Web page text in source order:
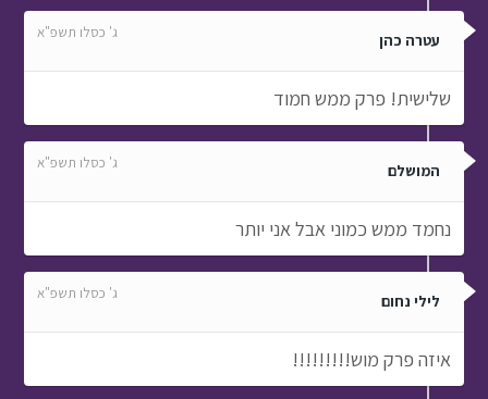
עטרה כהן ג' כסלו תשפ"א
שלישית! פרק ממש חמוד
המושלם ג' כסלו תשפ"א
נחמד ממש כמוני אבל אני יותר
לילי נחום ג' כסלו תשפ"א
איזה פרק מוש!!!!!!!!!